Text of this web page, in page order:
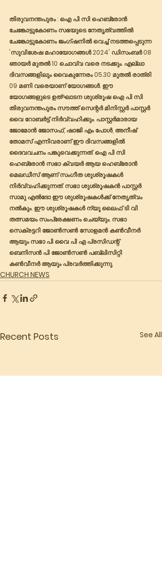
തിരുവനന്തപുരം : ഐ പി സി ഹെബ്രോൻ
ചേങ്കോട്ടുകോണം സഭയുടെ നേതൃത്വത്തിൽ
ചേങ്കോട്ടുകോണം ജംഗ്‌ഷനിൽ വെച്ച് നടത്തപ്പെടുന്ന
'സുവിശേഷ മഹായോഗങ്ങൾ 2024' ഡിസംബർ 08
ഞായർ മുതൽ 10 ചൊവ്വ വരെ നടക്കും. എല്ലാ
ദിവസങ്ങളിലും വൈകുന്നേരം 05.30 മുതൽ രാത്രി
09 മണി വരെയാണ് യോഗങ്ങൾ. ഈ
യോഗങ്ങളുടെ ഉത്ഘാടന ശുശ്രൂഷ ഐ പി സി
തിരുവനന്തപുരം സൗത്ത് സെന്റർ മിനിസ്റ്റർ പാസ്റ്റർ
വൈ റോബർട്ട് നിർവ്വഹിക്കും. പാസ്റ്റർമാരായ
ജോമോൻ ജോസഫ്, ഷാജി എം പോൾ, അനീഷ്
തോമസ് എന്നിവരാണ് ഈ ദിവസങ്ങളിൽ
ദൈവവചനം പങ്കുവെക്കുന്നത്. ഐ പി സി
ഹെബ്രോൻ സഭാ ക്വയർ ആയ ഹെബ്രോൻ
മെലഡീസ് ആണ് സംഗീത ശുശ്രൂഷകൾ
നിർവ്വഹിക്കുന്നത്. സഭാ ശുശ്രൂഷകൻ പാസ്റ്റർ
സാമു എൽദോ ഈ ശുശ്രൂഷകൾക്ക് നേതൃത്വം
നൽകും. ഈ ശുശ്രൂഷകൾ ന്യൂ ലൈഫ് ടി വി
തത്സമയം സംപ്രേക്ഷണം ചെയ്യും. സഭാ
സെക്രട്ടറി ജോൺസൺ സോളമൻ കൺവീനർ
ആയും സഭാ പി വൈ പി എ പ്രസിഡന്റ്
ബെനിസൻ പി ജോൺസൺ പബ്ലിസിറ്റി
കൺവീനർ ആയും പ്രവർത്തിക്കുന്നു.
CHURCH NEWS
Recent Posts See All